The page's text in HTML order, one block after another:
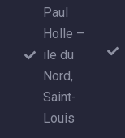
Paul
Holle –
ile du
Nord,
Saint-
Louis